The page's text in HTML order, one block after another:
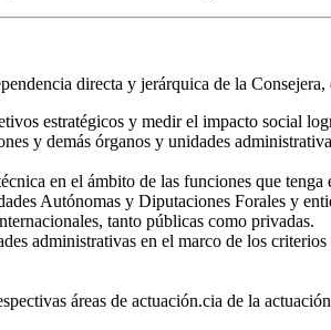
directa y jerárquica de la
estratégicos y medir el impacto social
y demás órganos y unidades
en el ámbito de las funciones que tenga
Autónomas y Diputaciones Forales y
tanto públicas como privadas.
administrativas en el marco de los
áreas de actuación.cia de la